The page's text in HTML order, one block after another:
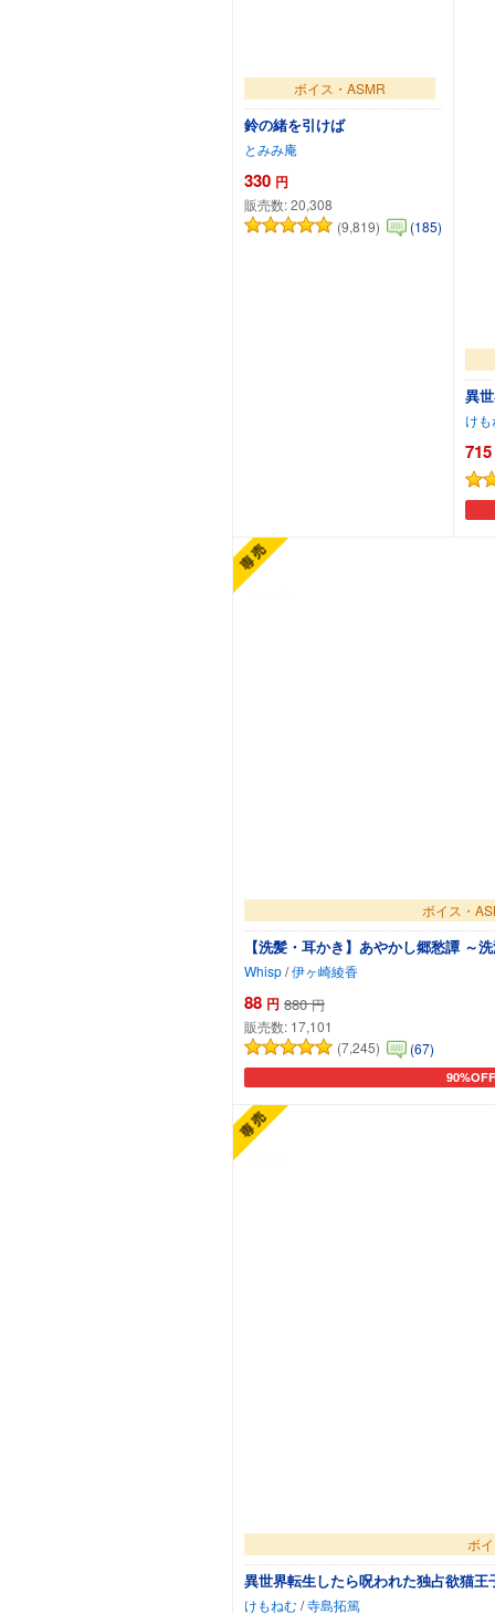
ボイス・ASMR
鈴の緒を引けば
とみみ庵
330 円
販売数:20,308
(9,819)
(185)
異
け
715
ボイス・
【洗髪・耳かき】あやかし郷愁譚 ～
Whisp/伊ヶ崎綾香
88 円 880 円
販売数: 17,101
(7,245)
(67)
90%OFF
カートに
ボ
異世界転生したら呪われた独占欲猫
けもねむ/寺島拓篤